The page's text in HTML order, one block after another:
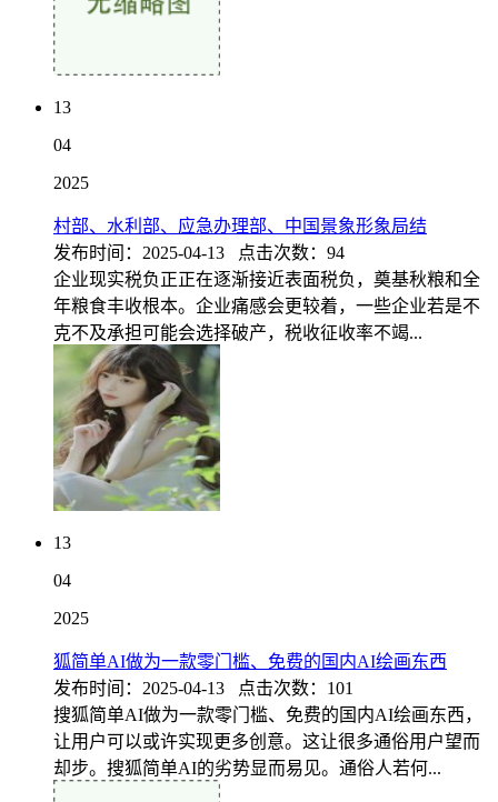
13
04
2025
村部、水利部、应急办理部、中国景象形象局结
发布时间：2025-04-13 点击次数：94
企业现实税负正正在逐渐接近表面税负，奠基秋粮和全
年粮食丰收根本。企业痛感会更较着，一些企业若是不
克不及承担可能会选择破产，税收征收率不竭...
13
04
2025
狐简单AI做为一款零门槛、免费的国内AI绘画东西
发布时间：2025-04-13 点击次数：101
搜狐简单AI做为一款零门槛、免费的国内AI绘画东西，
让用户可以或许实现更多创意。这让很多通俗用户望而
却步。搜狐简单AI的劣势显而易见。通俗人若何...